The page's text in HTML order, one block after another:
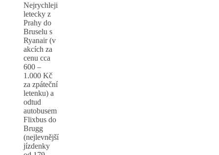
Nejrychleji
letecky z
Prahy do
Bruselu s
Ryanair (v
akcích za
cenu cca
600 –
1.000 Kč
za zpáteční
letenku) a
odtud
autobusem
Flixbus do
Brugg
(nejlevnější
jízdenky